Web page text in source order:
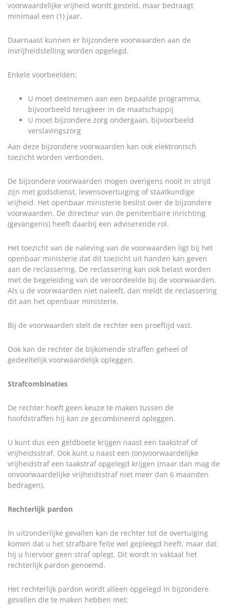
voorwaardelijke vrijheid wordt gesteld, maar bedraagt
minimaal een (1) jaar.
Daarnaast kunnen er bijzondere voorwaarden aan de
invrijheidstelling worden opgelegd.
Enkele voorbeelden:
U moet deelnemen aan een bepaalde programma,
bijvoorbeeld terugkeer in de maatschappij
U moet bijzondere zorg ondergaan, bijvoorbeeld
verslavingszorg
Aan deze bijzondere voorwaarden kan ook elektronisch
toezicht worden verbonden.
De bijzondere voorwaarden mogen overigens nooit in strijd
zijn met godsdienst, levensovertuiging of staatkundige
vrijheid. Het openbaar ministerie beslist over de bijzondere
voorwaarden. De directeur van de penitentiaire inrichting
(gevangenis) heeft daarbij een adviserende rol.
Het toezicht van de naleving van de voorwaarden ligt bij het
openbaar ministerie dat dit toezicht uit handen kan geven
aan de reclassering. De reclassering kan ook belast worden
met de begeleiding van de veroordeelde bij de voorwaarden.
Als u de voorwaarden niet naleeft, dan meldt de reclassering
dit aan het openbaar ministerie.
Bij de voorwaarden stelt de rechter een proeftijd vast.
Ook kan de rechter de bijkomende straffen geheel of
gedeeltelijk voorwaardelijk opleggen.
Strafcombinaties
De rechter hoeft geen keuze te maken tussen de
hoofdstraffen hij kan ze gecombineerd opleggen.
U kunt dus een geldboete krijgen naast een taakstraf of
vrijheidsstraf. Ook kunt u naast een (on)voorwaardelijke
vrijheidstraf een taakstraf opgelegd krijgen (maar dan mag de
onvoorwaardelijke vrijheidsstraf niet meer dan 6 maanden
bedragen).
Rechterlijk pardon
In uitzonderlijke gevallen kan de rechter tot de overtuiging
komen dat u het strafbare feite wel gepleegd heeft, maar dat
hij u hiervoor geen straf oplegt. Dit wordt in vaktaal het
rechterlijk pardon genoemd.
Het rechterlijk pardon wordt alleen opgelegd in bijzondere
gevallen die te maken hebben met: